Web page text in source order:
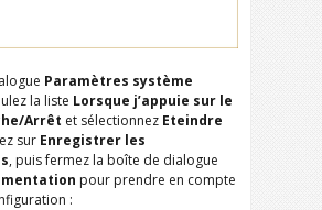
Paramètres système
la liste Lorsque j’appuie sur le
Arrêt et sélectionnez Eteindre
sur Enregistrer les
, puis fermez la boîte de dialogue
pour prendre en compte
: